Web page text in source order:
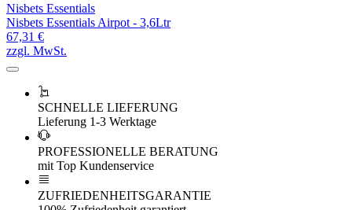
Nisbets Essentials
Nisbets Essentials Airpot - 3,6Ltr
67,31 €
zzgl. MwSt.
SCHNELLE LIEFERUNG
Lieferung 1-3 Werktage
PROFESSIONELLE BERATUNG
mit Top Kundenservice
ZUFRIEDENHEITSGARANTIE